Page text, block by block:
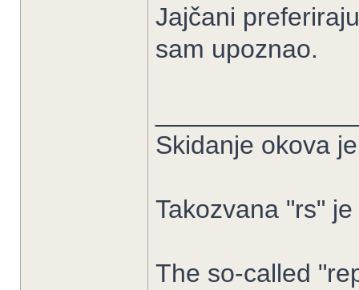
Jajčani
sam upoznao.
Skidanje okova
Takozvana "rs"
The so-called